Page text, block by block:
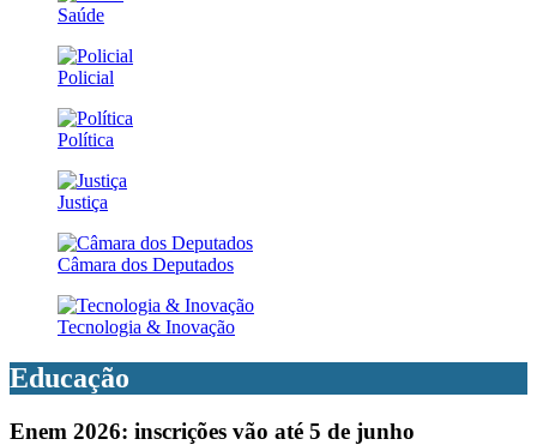
Saúde
Policial
Política
Justiça
Câmara dos Deputados
Tecnologia & Inovação
Educação
Enem 2026: inscrições vão até 5 de junho